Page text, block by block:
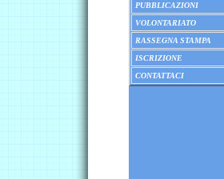
PUBBLICAZIONI
VOLONTARIATO
RASSEGNA STAMPA
ISCRIZIONE
CONTATTACI